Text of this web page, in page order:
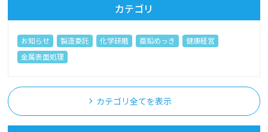
カテゴリ
お知らせ 製造委託 化学研磨 亜鉛めっき
健康経営
金属表面処理
カテゴリ全てを表示